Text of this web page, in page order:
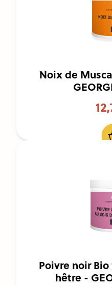
Noix de
Poivre noir
hêtre -